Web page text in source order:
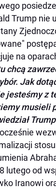
Trump nie
na
chcą
Jak
jesteśmy z
musieli
lutego od
Iranowi